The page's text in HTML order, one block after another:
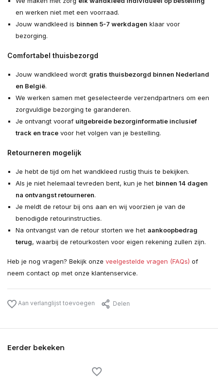
en werken niet met een voorraad.
Jouw wandkleed is binnen 5-7 werkdagen klaar voor
bezorging.
Comfortabel thuisbezorgd
Jouw wandkleed wordt gratis thuisbezorgd binnen Nederland
en België.
We werken samen met geselecteerde verzendpartners om een
zorgvuldige bezorging te garanderen.
Je ontvangt vooraf uitgebreide bezorginformatie inclusief
track en tracevoor het volgen van je bestelling.
Retourneren mogelijk
Je hebt de tijd om het wandkleed rustig thuis te bekijken.
Als je niet helemaal tevreden bent, kun je het binnen 14 dagen
na ontvangst retourneren.
Je meldt de retour bij ons aan en wij voorzien je van de
benodigde retourinstructies.
Na ontvangst van de retour storten we het aankoopbedrag
terug, waarbij de retourkosten voor eigen rekening zullen zijn.
Heb je nog vragen? Bekijk onze veelgestelde vragen (FAQs) of
neem contact op met onze klantenservice.
Aan verlanglijst toevoegen Delen
Eerder bekeken